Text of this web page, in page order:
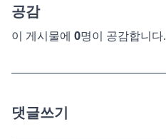
공감
이 게시물에 0명이 공감합니다.
댓글쓰기